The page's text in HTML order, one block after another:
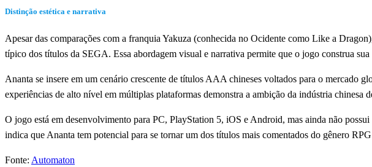
Distinção estética e narrativa
Apesar das comparações com a franquia Yakuza (conhecida no Ocidente como Like a
típico dos títulos da SEGA. Essa abordagem visual e narrativa permite que o jogo construa
Ananta se insere em um cenário crescente de títulos AAA chineses voltados para o mercado
experiências de alto nível em múltiplas plataformas demonstra a ambição da indústria chinesa
O jogo está em desenvolvimento para PC, PlayStation 5, iOS e Android, mas ainda não
indica que Ananta tem potencial para se tornar um dos títulos mais comentados do gênero
Fonte: Automaton